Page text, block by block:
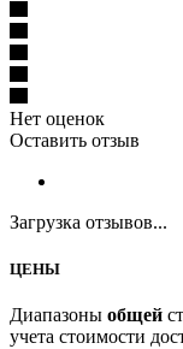
Нет оценок
Оставить отзыв
Загрузка отзывов...
ЦЕНЫ
Диапазоны общей
учета стоимости